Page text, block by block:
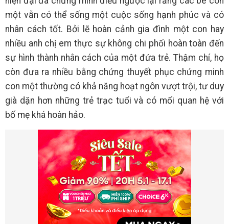
một vẫn có thể sống một cuộc sống hạnh phúc và có
nhân cách tốt. Bởi lẽ hoàn cảnh gia đình một con hay
nhiều anh chị em thực sự không chi phối hoàn toàn đến
sự hình thành nhân cách của một đứa trẻ. Thậm chí, họ
còn đưa ra nhiều bằng chứng thuyết phục chứng minh
con một thường có khả năng hoạt ngôn vượt trội, tư duy
già dặn hơn những trẻ trạc tuổi và có mối quan hệ với
bố mẹ khá hoàn hảo.